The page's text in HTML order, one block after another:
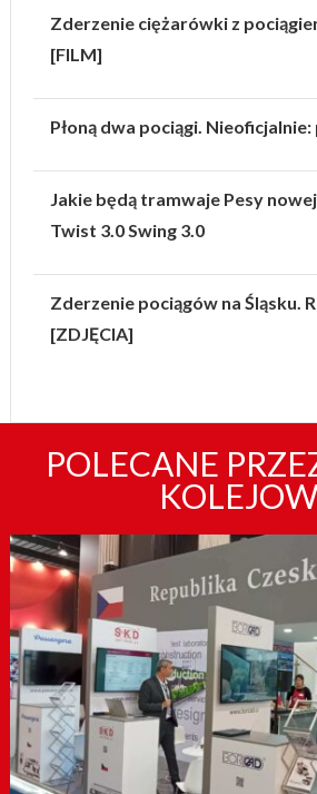
Zderzenie ciężarówki z
[FILM]
Płoną dwa pociągi.
Jakie będą tramwaje Pesy
Twist 3.0 Swing 3.0
Zderzenie pociągów na Śląsku.
[ZDJĘCIA]
POLECANE